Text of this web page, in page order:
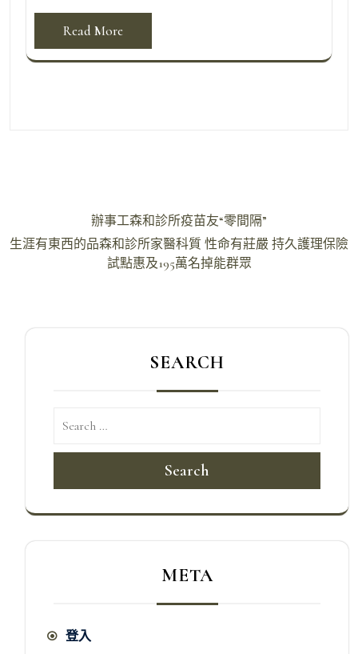
Read More
章
辦事工森和診所疫苗友“零間隔”
生涯有東西的品森和診所家醫科質 性命有莊嚴 持久護理保險
試點惠及195萬名掉能群眾
SEARCH
Search
META
登入